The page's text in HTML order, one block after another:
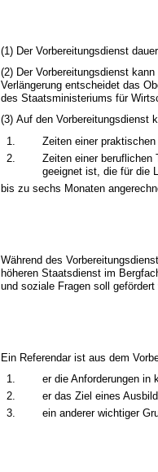
(1) Der Vorbereitungsdienst
(2) Der Vorbereitungsdienst
Verlängerung entscheidet das
des Staatsministeriums für
(3) Auf den Vorbereitungsdienst
1.
Zeiten einer
2.
Zeiten einer beruflichen
geeignet ist, die für die
bis zu sechs Monaten
Während des
höheren Staatsdienst im
und soziale Fragen soll gefördert
Ein Referendar ist aus dem
1.
er die Anforderungen in
2.
er das Ziel eines
3.
ein anderer wichtiger